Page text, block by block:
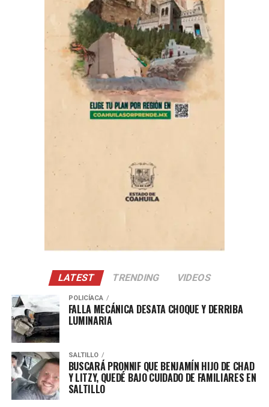
ADVERTISEMENT
Con Información Tomada de EL DIARIO DE COAHUILA
LATEST TRENDING VIDEOS
POLICÍACA
FALLA MECÁNICA DESATA CHOQUE Y DERRIBA
LUMINARIA
SALTILLO
BUSCARÁ PRONNIF QUE BENJAMÍN HIJO DE CHAD
Y LITZY, QUEDÉ BAJO CUIDADO DE FAMILIARES EN
SALTILLO